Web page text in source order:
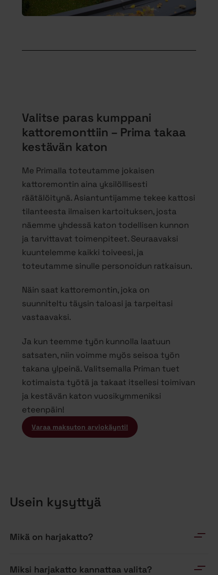
Valitse paras kumppani
kattoremonttiin – Prima takaa
kestävän katon
Me Primalla toteutamme jokaisen
kattoremontin aina yksilöllisesti
räätälöitynä. Asiantuntijamme tekee kattosi
tilanteesta ilmaisen kartoituksen, josta
näemme yhdessä katon todellisen kunnon
ja tarvittavat toimenpiteet. Seuraavaksi
kuuntelemme kaikki toiveesi, ja
toteutamme sinulle personoidun ratkaisun.
Näin saat kattoremontin, joka on
suunniteltu täysin taloasi ja tarpeitasi
vastaavaksi.
Ja kun teemme työn kunnolla laatuun
satsaten, niin voimme myös seisoa työn
takana ylpeinä. Valitsemalla Priman tuet
kotimaista työtä ja takaat itsellesi toimivan
ja kestävän katon vuosikymmeniksi
eteenpäin!
Varaa maksuton arviokäynti!
Usein kysyttyä
Mikä on harjakatto?
Miksi harjakatto kannattaa valita?